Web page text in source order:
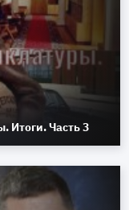
Итоги. Часть 3